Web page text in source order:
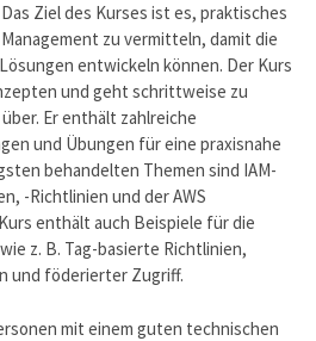
Ziel des Kurses ist es, praktisches
zu vermitteln, damit die
entwickeln können. Der Kurs
und geht schrittweise zu
Er enthält zahlreiche
und Übungen für eine praxisnahe
behandelten Themen sind IAM-
-Richtlinien und der AWS
enthält auch Beispiele für die
z. B. Tag-basierte Richtlinien,
und föderierter Zugriff.
mit einem guten technischen